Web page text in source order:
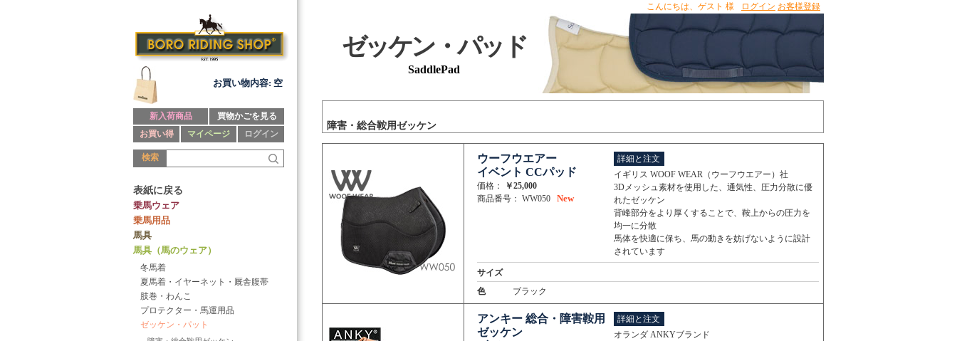
お買い物内容: 空
新入荷商品
買物かごを見る
お買い得
マイページ ログイン
検索
表紙に戻る
乗馬ウェア
乗馬用品
馬具
馬具（馬のウェア）
冬馬着
夏馬着・イヤーネット・厩舎腹帯
肢巻・わんこ
プロテクター・馬運用品
ゼッケン・パット
ゼッケン・パッド
SaddlePad
障害・総合鞍用ゼッケン
ウーフウエアー
イベント CCパッド
価格：
￥25,000
商品番号： WW050 New
詳細と注文
イギリス WOOF WEAR（ウーフウエアー）社
3Dメッシュ素材を使用した、通気性、圧力分散に優
れたゼッケン
背峰部分をより厚くすることで、鞍上からの圧力を
均一に分散
馬体を快適に保ち、馬の動きを妨げないように設計
されています
サイズ
色
ブラック
アンキー 総合・障害鞍用
ゼッケン
詳細と注文
オランダ ANKYブランド
こんにちは、 ゲスト 様 ログイン お客様登録